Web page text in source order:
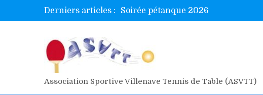
Derniers articles :
Soirée pétanque 2026
Tetelle et Wawa en bretagne
Les 4 mousquetaires au 24h d’albi
Association Sportive Villenave Tennis de Table (ASVTT)